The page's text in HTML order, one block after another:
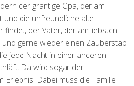
der grantige Opa, der am
und die unfreundliche alte
findet, der Vater, der am liebsten
gerne wieder einen Zauberstab
jede Nacht in einer anderen
Da wird sogar der
Erlebnis! Dabei muss die Familie